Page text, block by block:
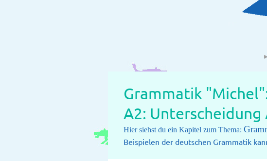
Grammatik
A2:
Hier siehst du ein Kapitel zum Thema:
Beispielen der deutschen Grammatik